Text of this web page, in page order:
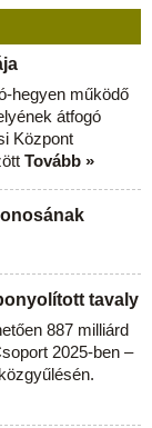
hegyen működő
átfogó
Központ
Tovább »
tavaly
887 milliárd
2025-ben –